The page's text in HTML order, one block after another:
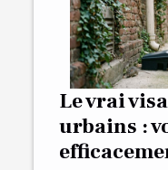
Le vrai
urbains :